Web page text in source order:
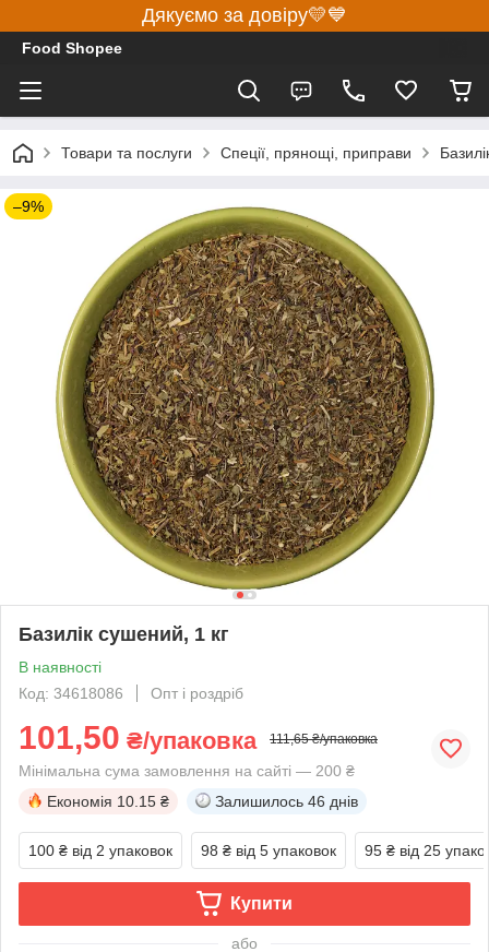
Дякуємо за довіру💛💙
Food Shopee
Товари та послуги Спеції, прянощі, приправи
–9%
Базилік сушений, 1 кг
В наявності
Код: 34618086
Опт і роздріб
101,50 ₴/упаковка 111,65 ₴/упаковка
Мінімальна сума замовлення на сайті — 200 ₴
Економія 10.15 ₴ Залишилось 46 днів
100 ₴ від 2 упаковок 98 ₴ від 5 упаковок 95 ₴ від 25
Купити
або